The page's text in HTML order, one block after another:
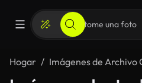
Hogar Imágenes de Archivo